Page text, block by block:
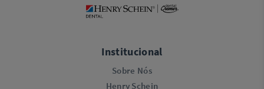
Institucional
Sobre Nós
Henry Schein